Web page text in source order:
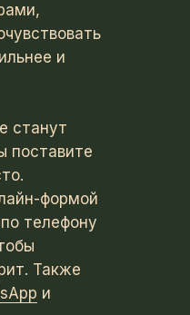
и
станут
поставите
формой
телефону
Также
и